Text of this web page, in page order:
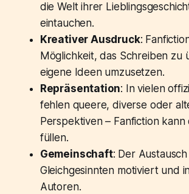
die Welt ihrer
eintauchen.
Kreativer Ausdruck:
Möglichkeit, das Schreiben zu
eigene Ideen umzusetzen.
Repräsentation: In vielen
fehlen queere, diverse oder
Perspektiven – Fanfiction
füllen.
Gemeinschaft: Der
Gleichgesinnten motiviert und
Autoren.